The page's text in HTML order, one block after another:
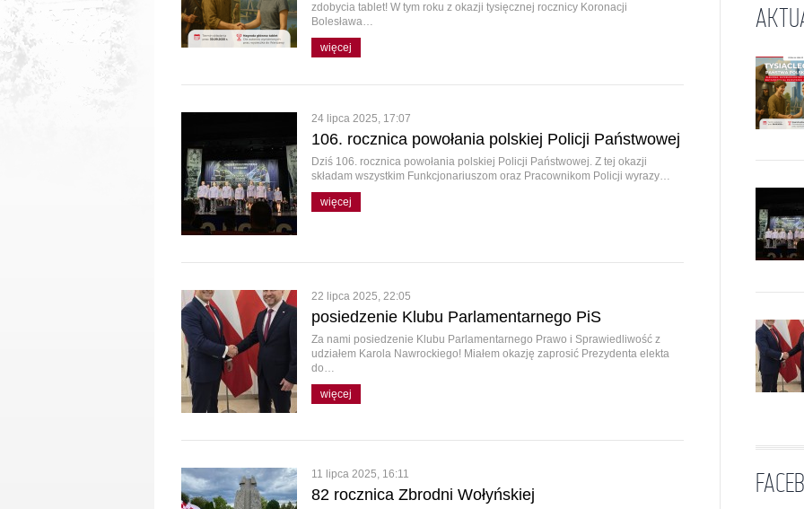
zdobycia tablet! W tym roku z okazji tysięcznej rocznicy Koronacji
Bolesława…
więcej
24 lipca 2025, 17:07
106. rocznica powołania polskiej Policji Państwowej
Dziś 106. rocznica powołania polskiej Policji Państwowej. Z tej okazji
składam wszystkim Funkcjonariuszom oraz Pracownikom Policji wyrazy…
więcej
22 lipca 2025, 22:05
posiedzenie Klubu Parlamentarnego PiS
Za nami posiedzenie Klubu Parlamentarnego Prawo i Sprawiedliwość z
udziałem Karola Nawrockiego! Miałem okazję zaprosić Prezydenta elekta
do…
więcej
11 lipca 2025, 16:11
82 rocznica Zbrodni Wołyńskiej